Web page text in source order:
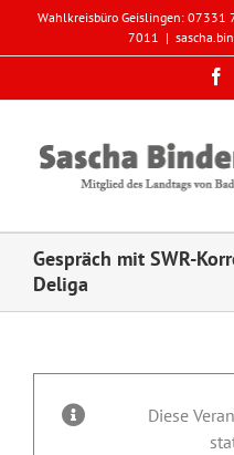
Wahlkreisbüro Geislingen:
7011 |
Gespräch mit SWR-
Deliga
Diese